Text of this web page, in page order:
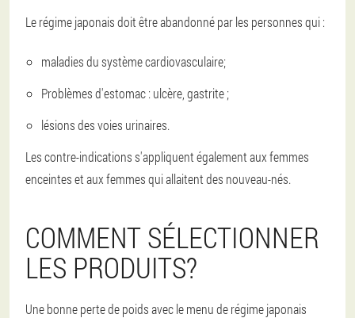
Le régime japonais doit être abandonné par les personnes qui :
maladies du système cardiovasculaire;
Problèmes d'estomac : ulcère, gastrite ;
lésions des voies urinaires.
Les contre-indications s'appliquent également aux femmes
enceintes et aux femmes qui allaitent des nouveau-nés.
COMMENT SÉLECTIONNER
LES PRODUITS?
Une bonne perte de poids avec le menu de régime japonais